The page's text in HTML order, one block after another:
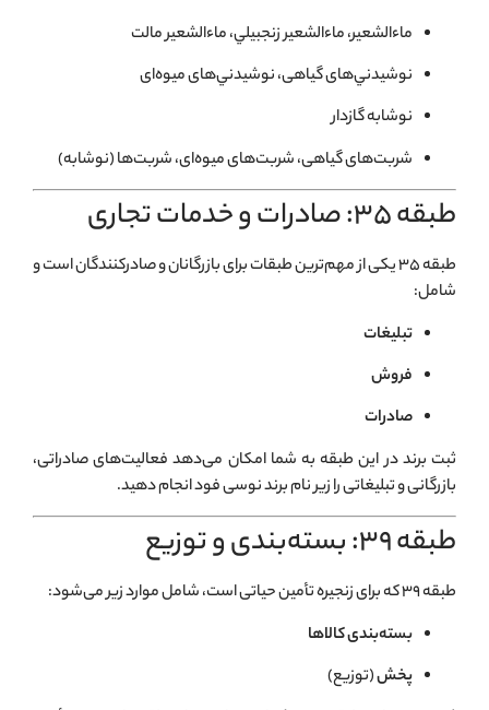
ماءالشعير، ماءالشعير زنجبيلي، ماءالشعير مالت
نوشيدني‌های گياهی، نوشيدني‌های ميوه‌ای
نوشابه گازدار
شربت‌های گياهی، شربت‌های ميوه‌ای، شربت‌ها (نوشابه)
طبقه ۳۵: صادرات و خدمات تجاری
طبقه ۳۵ یکی از مهم‌ترین طبقات برای بازرگانان و صادرکنندگان است و
شامل:
تبليغات
فروش
صادرات
ثبت برند در این طبقه به شما امکان می‌دهد فعالیت‌های صادراتی،
بازرگانی و تبلیغاتی را زیر نام برند نوسی فود انجام دهید.
طبقه ۳۹: بسته‌بندی و توزیع
طبقه ۳۹ که برای زنجیره تأمین حیاتی است، شامل موارد زیر می‌شود:
بسته‌بندی کالاها
پخش(توزیع)